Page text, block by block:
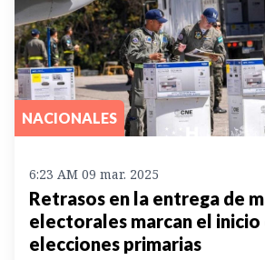
NACIONALES
6:23 AM 09 mar. 2025
Retrasos en la entrega de
electorales marcan el inicio
elecciones primarias